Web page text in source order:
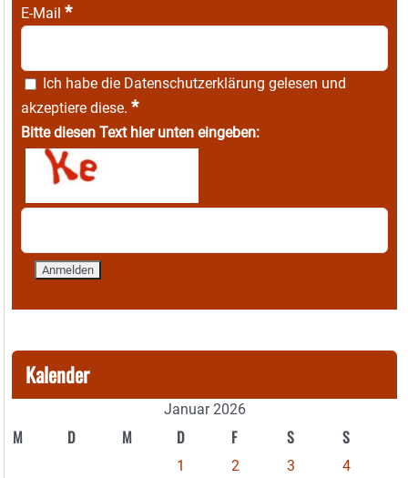
E-Mail *
Ich habe die Datenschutzerklärung gelesen und
akzeptiere diese. *
Bitte diesen Text hier unten eingeben:
Kalender
Januar 2026
M D M D F S S
1 2 3
4